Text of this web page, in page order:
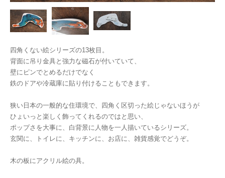
四角くない絵シリーズの13枚目。
背面に吊り金具と強力な磁石が付いていて、
壁にピンでとめるだけでなく
鉄のドアや冷蔵庫に貼り付けることもできます。
狭い日本の一般的な住環境で、四角く区切った絵じゃないほうが
ひょいっと楽しく飾ってくれるのではと思い、
ポップさを大事に、白背景に人物を一人描いているシリーズ。
玄関に、トイレに、キッチンに、お店に、雑貨感覚でどうぞ。
木の板にアクリル絵の具。